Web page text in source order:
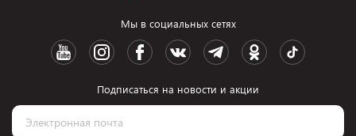
Мы в социальных сетях
Подписаться на новости и акции